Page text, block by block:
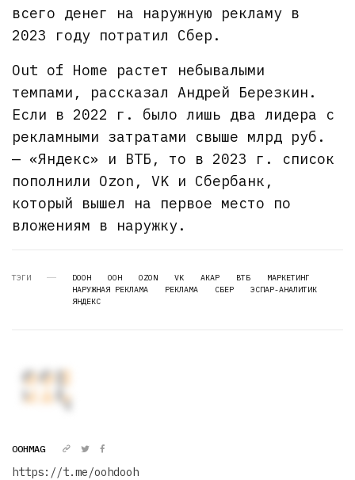
всего денег на наружную рекламу в
2023 году потратил Сбер.
Out of Home растет небывалыми
темпами, рассказал Андрей Березкин.
Если в 2022 г. было лишь два лидера с
рекламными затратами свыше млрд руб.
— «Яндекс» и ВТБ, то в 2023 г. список
пополнили Ozon, VK и Сбербанк,
который вышел на первое место по
вложениям в наружку.
ТЭГИ DOOH OOH OZON VK АКАР ВТБ
МАРКЕТИНГ
НАРУЖНАЯ РЕКЛАМА
РЕКЛАМА СБЕР
ЭСПАР-АНАЛИТИК
ЯНДЕКС
OOHMAG
https://t.me/oohdooh